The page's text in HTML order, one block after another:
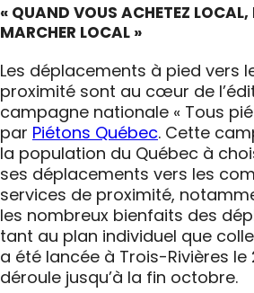
« QUAND VOUS ACHETEZ LOCAL,
MARCHER LOCAL »
Les déplacements à pied vers
proximité sont au cœur de
campagne nationale « Tous
par Piétons Québec. Cette
la population du Québec à
ses déplacements vers les
services de proximité,
les nombreux bienfaits des
tant au plan individuel que
a été lancée à Trois-Rivières le
déroule jusqu’à la fin octobre.